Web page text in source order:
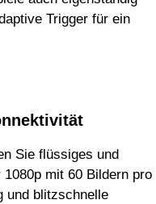
Trigger für ein
Sie flüssiges und
mit 60 Bildern pro
und blitzschnelle